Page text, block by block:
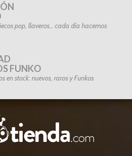
pop, llaveros… cada día hacemos
FUNKO
en stock: nuevos, raros y Funkos